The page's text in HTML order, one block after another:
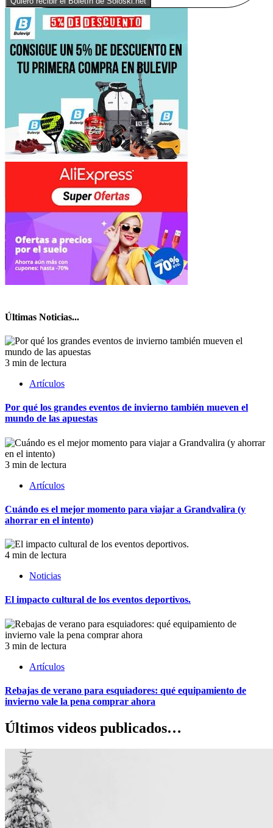
Últimas Noticias...
3 min de lectura
Artículos
Por qué los grandes eventos de invierno también mueven el
mundo de las apuestas
3 min de lectura
Artículos
Cuándo es el mejor momento para viajar a Grandvalira (y
ahorrar en el intento)
4 min de lectura
Noticias
El impacto cultural de los eventos deportivos.
3 min de lectura
Artículos
Rebajas de verano para esquiadores: qué equipamiento de
invierno vale la pena comprar ahora
Últimos videos publicados…